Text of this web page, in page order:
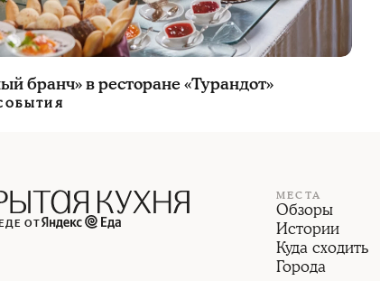
бранч» в ресторане «Турандот»
ОТ
МЕСТА
Обзоры
Истории
Куда сходить
Города